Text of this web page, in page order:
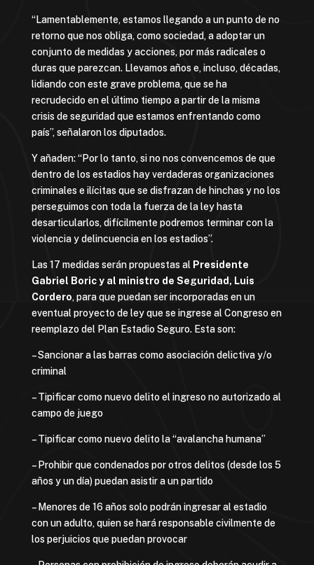
“Lamentablemente, estamos llegando a un punto de no
retorno que nos obliga, como sociedad, a adoptar un
conjunto de medidas y acciones, por más radicales o
duras que parezcan. Llevamos años e, incluso, décadas,
lidiando con este grave problema, que se ha
recrudecido en el último tiempo a partir de la misma
crisis de seguridad que estamos enfrentando como
país”, señalaron los diputados.
Y añaden: “Por lo tanto, si no nos convencemos de que
dentro de los estadios hay verdaderas organizaciones
criminales e ilícitas que se disfrazan de hinchas y no los
perseguimos con toda la fuerza de la ley hasta
desarticularlos, difícilmente podremos terminar con la
violencia y delincuencia en los estadios”.
Las 17 medidas serán propuestas al Presidente
Gabriel Boric y al ministro de Seguridad, Luis
Cordero, para que puedan ser incorporadas en un
eventual proyecto de ley que se ingrese al Congreso en
reemplazo del Plan Estadio Seguro. Esta son:
– Sancionar a las barras como asociación delictiva y/o
criminal
– Tipificar como nuevo delito el ingreso no autorizado al
campo de juego
– Tipificar como nuevo delito la “avalancha humana”
– Prohibir que condenados por otros delitos (desde los 5
años y un día) puedan asistir a un partido
– Menores de 16 años solo podrán ingresar al estadio
con un adulto, quien se hará responsable civilmente de
los perjuicios que puedan provocar